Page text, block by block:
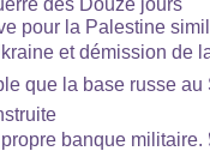
pour la Palestine
et démission de
que la base russe au
propre banque militaire.